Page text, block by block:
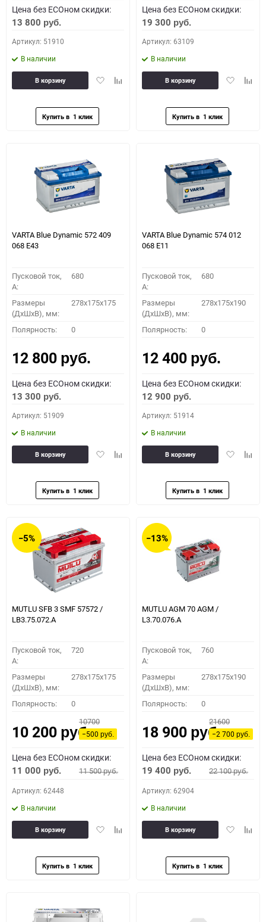
Цена без ECOном скидки:
13 800 руб.
Артикул: 51910
В наличии
ДобавитьДобавить
В корзину
Цена без ECOном скидки:
19 300 руб.
Артикул: 63109
В наличии
Добавить
В корзину
VARTA Blue Dynamic 572 409
068 E43
Пусковой ток,
A:
680
Размеры
(ДхШхВ), мм:
278x175x175
Полярность: 0
12 800 руб.
Цена без ECOном скидки:
13 300 руб.
Артикул: 51909
В наличии
ДобавитьДобавить
В корзину
VARTA Blue Dynamic 574 012
068 E11
Пусковой ток,
A:
680
Размеры
(ДхШхВ), мм:
278x175x190
Полярность: 0
12 400 руб.
Цена без ECOном скидки:
12 900 руб.
Артикул: 51914
В наличии
Добавить
В корзину
−5%
MUTLU SFB 3 SMF 57572 /
LB3.75.072.A
Пусковой ток,
A:
720
Размеры
(ДхШхВ), мм:
278x175x175
Полярность: 0
10 200 руб.
10700
−500руб.
Цена без ECOном скидки:
11 000 руб. 11 500руб.
Артикул: 62448
В наличии
ДобавитьДобавить
В корзину
−13%
MUTLU AGM 70 AGM /
L3.70.076.A
Пусковой ток,
A:
760
Размеры
(ДхШхВ), мм:
278x175x190
Полярность: 0
18 900 руб.
21600
−2 700руб.
Цена без ECOном скидки:
19 400 руб. 22 100руб.
Артикул: 62904
В наличии
Добавить
В корзину